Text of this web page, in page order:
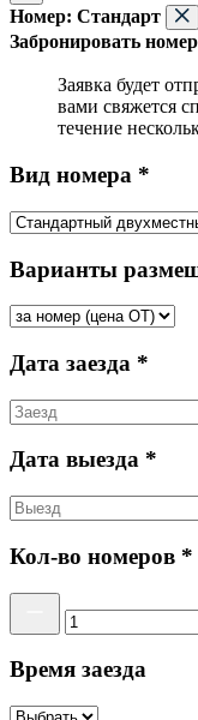
Номер: Стандарт
Забронировать номер
Заявка будет
вами свяжется
течение
Вид номера *
Варианты
Дата заезда *
Дата выезда *
Кол-во номеров *
Время заезда